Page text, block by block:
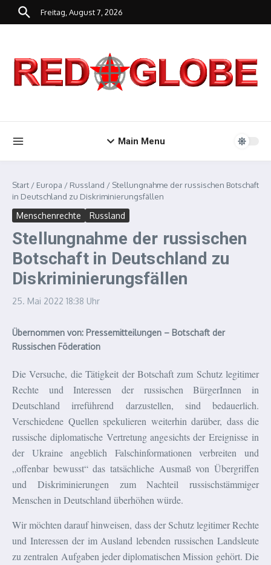
Zum Inhalt springen
Freitag, August 7, 2026
Main Menu
Start / Europa / Russland / Stellungnahme der russischen Botschaft
in Deutschland zu Diskriminierungsfällen
Menschenrechte Russland
Stellungnahme der russischen
Botschaft in Deutschland zu
Diskriminierungsfällen
25. Mai 2022 18:38 Uhr
Übernommen von: Pressemitteilungen – Botschaft der
Russischen Föderation
Die Versuche, die Tätigkeit der Botschaft zum Schutz legitimer
Rechte und Interessen der russischen BürgerInnen in
Deutschland irreführend darzustellen, sind bedauerlich.
Verschiedene Quellen spekulieren weiterhin darüber, dass die
russische diplomatische Vertretung angesichts der Ereignisse in
der Ukraine angeblich Falschinformationen verbreiten und
„offenbar bewusst“ das tatsächliche Ausmaß von Übergriffen
und Diskriminierungen zum Nachteil russischstämmiger
Menschen in Deutschland überhöhen würde.
Wir möchten darauf hinweisen, dass der Schutz legitimer Rechte
und Interessen der im Ausland lebenden russischen Landsleute
zu zentralen Aufgaben jeder diplomatischen Mission gehört. Die